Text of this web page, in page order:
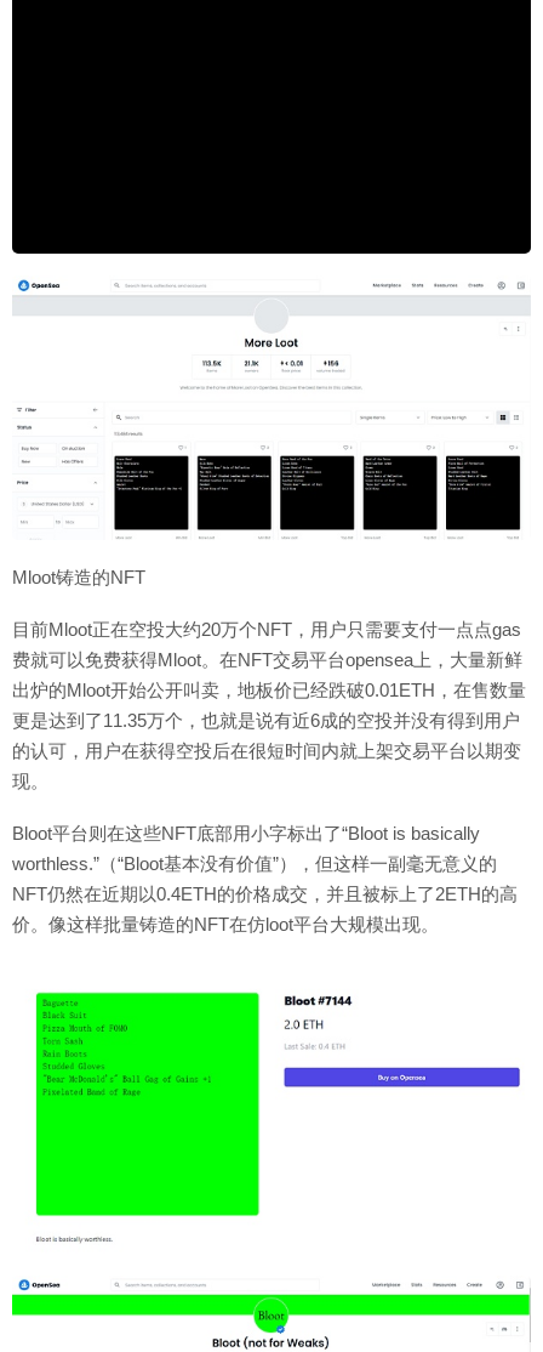
Mloot铸造的NFT
目前Mloot正在空投大约20万个NFT，用户只需要支付一点点gas
费就可以免费获得Mloot。在NFT交易平台opensea上，大量新鲜
出炉的Mloot开始公开叫卖，地板价已经跌破0.01ETH，在售数量
更是达到了11.35万个，也就是说有近6成的空投并没有得到用户
的认可，用户在获得空投后在很短时间内就上架交易平台以期变
现。
Bloot平台则在这些NFT底部用小字标出了“Bloot is basically
worthless.”（“Bloot基本没有价值”），但这样一副毫无意义的
NFT仍然在近期以0.4ETH的价格成交，并且被标上了2ETH的高
价。像这样批量铸造的NFT在仿loot平台大规模出现。